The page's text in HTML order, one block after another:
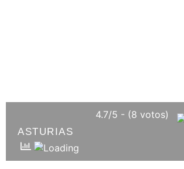
4.7/5 - (8 votos)
ASTURIAS